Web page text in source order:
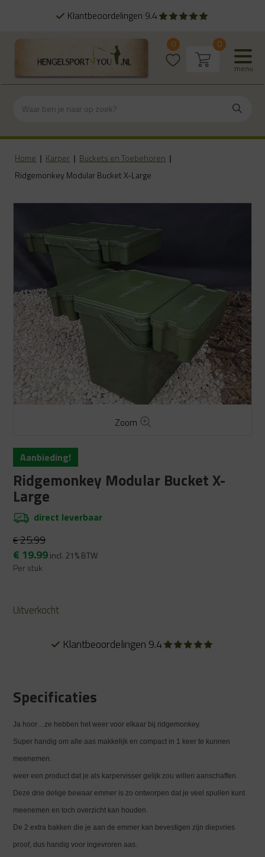
Klantbeoordelingen 9.4
menu
0 0
Home | Karper | Buckets en Toebehoren |
Ridgemonkey Modular Bucket X-Large
Zoom
Aanbieding!
Ridgemonkey Modular Bucket X-
Large
direct leverbaar
€25.99
Oorspronkelijke
prijs
€ 19.99Huidige
incl. 21% BTW
Per stuk
Uitverkocht
Klantbeoordelingen 9.4
Specificaties
Ja hoor…ze hebben het weer voor elkaar bij ridgemonkey.
Super handig om alle aas makkelijk en compact in 1 keer te kunnen
meenemen.
weer een product dat je als karpervisser gelijk zou willen aanschaffen.
Deze drie delige bewaar emmer is zo ontworpen dat je veel spullen kunt
meenemen en toch overzicht kan houden.
De 2 extra bakken die je aan de emmer kan bevestigen zijn diepvries
proof, dus handig voor ingevroren aas.